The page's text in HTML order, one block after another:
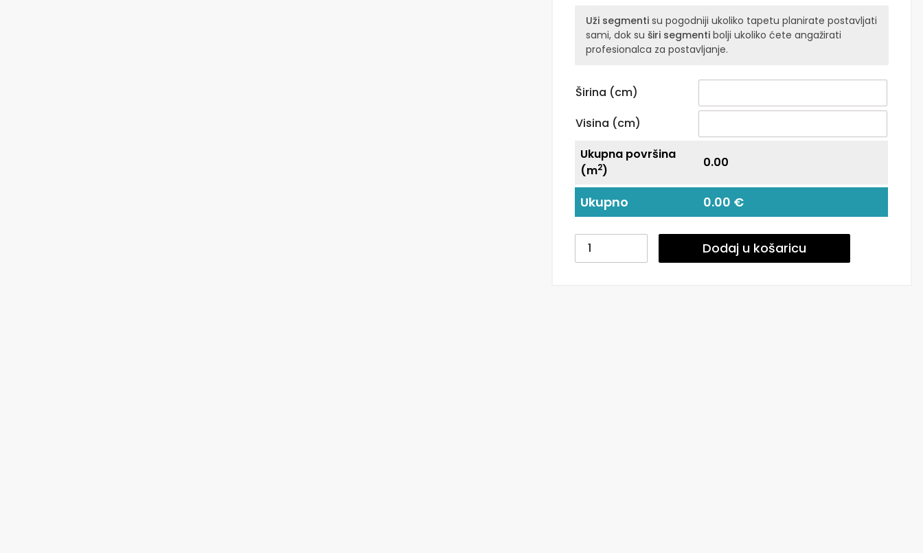
Uži segmenti su pogodniji ukoliko tapetu planirate postavljati
sami, dok suširi segmenti bolji ukoliko ćete angažirati
profesionalca za postavljanje.
Širina (cm)
Visina (cm)
Ukupna površina
(m2)
0.00
Ukupno 0.00 €
Tapete
za
Dodaj u košaricu